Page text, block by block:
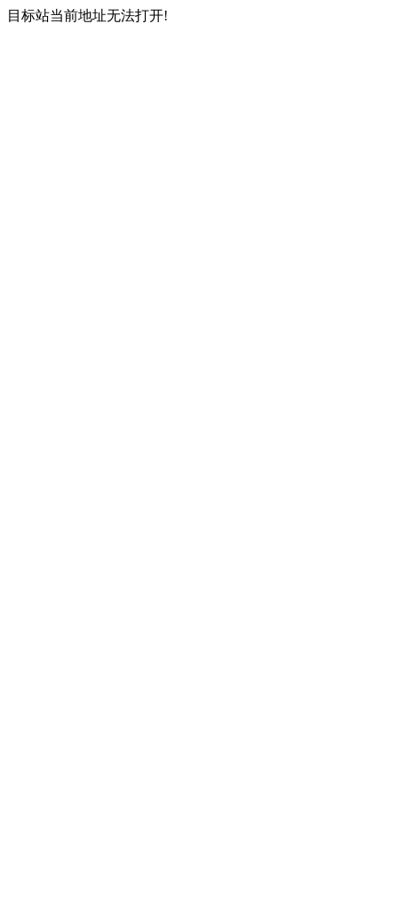
目标站当前地址无法打开!